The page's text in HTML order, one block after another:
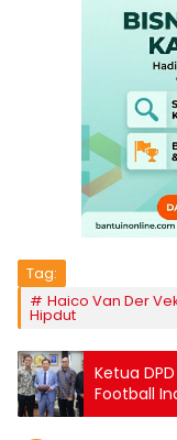
Tag:
Haico Van Der
Hipdut
Ketua
Football